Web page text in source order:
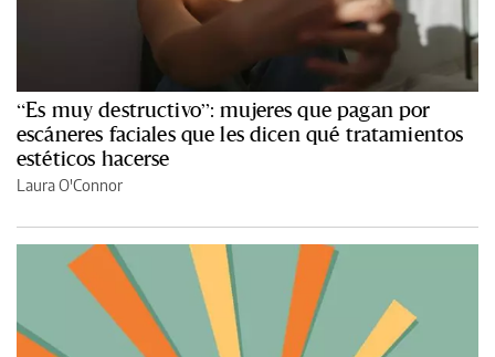
“Es muy destructivo”: mujeres que pagan por
escáneres faciales que les dicen qué tratamientos
estéticos hacerse
Laura O'Connor